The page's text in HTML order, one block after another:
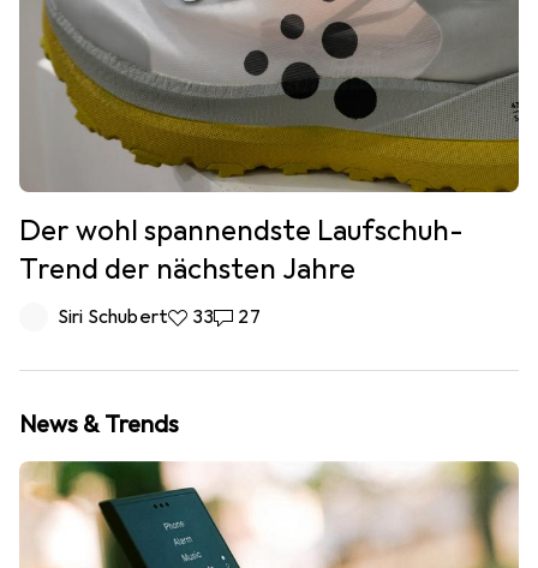
Der wohl spannendste Laufschuh-
Trend der nächsten Jahre
Siri Schubert33 Likes
3327 Kommentare
27
News & Trends